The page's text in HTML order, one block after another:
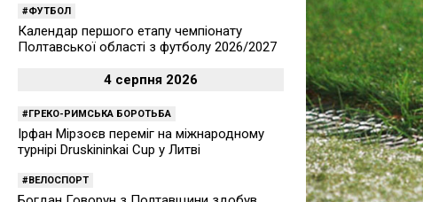
ФУТБОЛ
Календар першого етапу чемпіонату
Полтавської області з футболу 2026/2027
4 серпня 2026
ГРЕКО-РИМСЬКА БОРОТЬБА
Ірфан Мірзоєв переміг на міжнародному
турнірі Druskininkai Cup у Литві
ВЕЛОСПОРТ